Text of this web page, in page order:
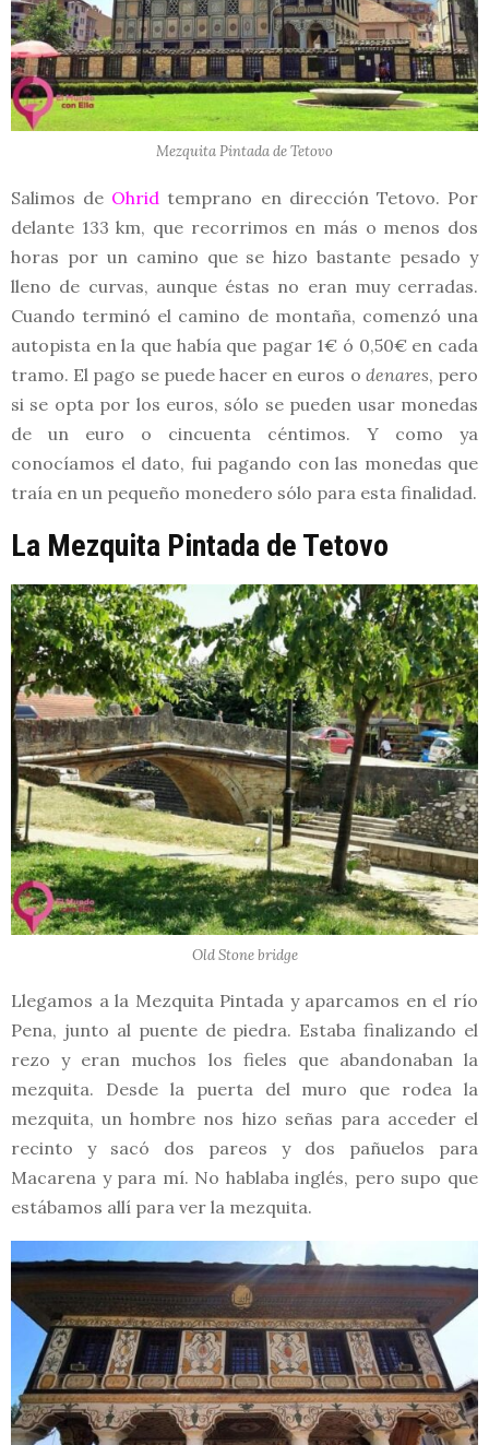
Mezquita Pintada de Tetovo
Salimos de Ohrid temprano en dirección Tetovo. Por
delante 133 km, que recorrimos en más o menos dos
horas por un camino que se hizo bastante pesado y
lleno de curvas, aunque éstas no eran muy cerradas.
Cuando terminó el camino de montaña, comenzó una
autopista en la que había que pagar 1€ ó 0,50€ en cada
tramo. El pago se puede hacer en euros o denares, pero
si se opta por los euros, sólo se pueden usar monedas
de un euro o cincuenta céntimos. Y como ya
conocíamos el dato, fui pagando con las monedas que
traía en un pequeño monedero sólo para esta finalidad.
La Mezquita Pintada de Tetovo
Old Stone bridge
Llegamos a la Mezquita Pintada y aparcamos en el río
Pena, junto al puente de piedra. Estaba finalizando el
rezo y eran muchos los fieles que abandonaban la
mezquita. Desde la puerta del muro que rodea la
mezquita, un hombre nos hizo señas para acceder el
recinto y sacó dos pareos y dos pañuelos para
Macarena y para mí. No hablaba inglés, pero supo que
estábamos allí para ver la mezquita.